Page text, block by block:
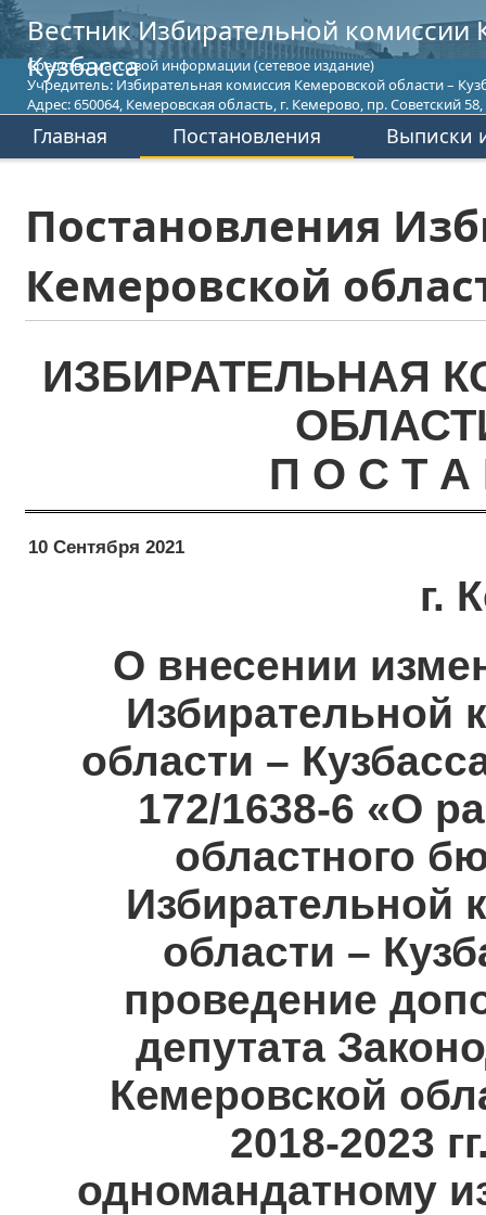
Вестник Избирательной комиссии
Кузбасса
Средство массовой информации (сетевое издание)
Учредитель: Избирательная комиссия Кемеровской области –
Адрес: 650064, Кемеровская область, г. Кемерово, пр. Советский 58,
Главная Постановления Выписки
Постановления
Кемеровской
ИЗБИРАТЕЛЬНАЯ
П О С Т А
10 Сентября 2021
г.
О внесении
Избирательной
области –
172/1638-6 «О
областного
Избирательной
области –
проведение
депутата
Кемеровской
2018-2023
одномандатному